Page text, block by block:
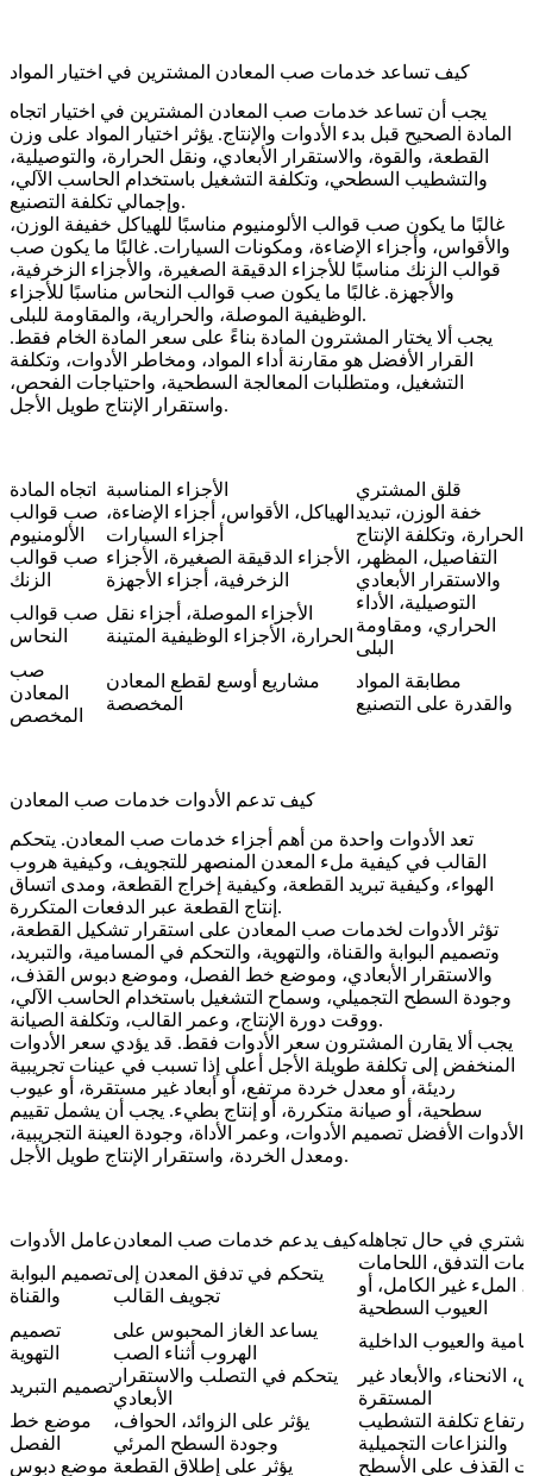
كيف تساعد خدمات صب المعادن المشترين في اختيار المواد
يجب أن تساعد خدمات صب المعادن المشترين في اختيار اتجاه
المادة الصحيح قبل بدء الأدوات والإنتاج. يؤثر اختيار المواد على وزن
القطعة، والقوة، والاستقرار الأبعادي، ونقل الحرارة، والتوصيلية،
والتشطيب السطحي، وتكلفة التشغيل باستخدام الحاسب الآلي،
وإجمالي تكلفة التصنيع.
غالبًا ما يكون صب قوالب الألومنيوم مناسبًا للهياكل خفيفة الوزن،
والأقواس، وأجزاء الإضاءة، ومكونات السيارات. غالبًا ما يكون صب
قوالب الزنك مناسبًا للأجزاء الدقيقة الصغيرة، والأجزاء الزخرفية،
والأجهزة. غالبًا ما يكون صب قوالب النحاس مناسبًا للأجزاء
الوظيفية الموصلة، والحرارية، والمقاومة للبلى.
يجب ألا يختار المشترون المادة بناءً على سعر المادة الخام فقط.
القرار الأفضل هو مقارنة أداء المواد، ومخاطر الأدوات، وتكلفة
التشغيل، ومتطلبات المعالجة السطحية، واحتياجات الفحص،
واستقرار الإنتاج طويل الأجل.
اتجاه المادة الأجزاء المناسبة
قلق المشتري
صب قوالب
الألومنيوم
الهياكل، الأقواس، أجزاء الإضاءة،
أجزاء السيارات
خفة الوزن، تبديد
الحرارة، وتكلفة الإنتاج
صب قوالب
الزنك
الأجزاء الدقيقة الصغيرة، الأجزاء
الزخرفية، أجزاء الأجهزة
التفاصيل، المظهر،
والاستقرار الأبعادي
صب قوالب
النحاس
الأجزاء الموصلة، أجزاء نقل
الحرارة، الأجزاء الوظيفية المتينة
التوصيلية، الأداء
الحراري، ومقاومة
البلى
صب
المعادن
المخصص
مشاريع أوسع لقطع المعادن
المخصصة
مطابقة المواد
والقدرة على التصنيع
كيف تدعم الأدوات خدمات صب المعادن
تعد الأدوات واحدة من أهم أجزاء خدمات صب المعادن. يتحكم
القالب في كيفية ملء المعدن المنصهر للتجويف، وكيفية هروب
الهواء، وكيفية تبريد القطعة، وكيفية إخراج القطعة، ومدى اتساق
إنتاج القطعة عبر الدفعات المتكررة.
تؤثر
الأدوات لخدمات صب المعادن على استقرار تشكيل القطعة،
وتصميم البوابة والقناة، والتهوية، والتحكم في المسامية، والتبريد،
والاستقرار الأبعادي، وموضع خط الفصل، وموضع دبوس القذف،
وجودة السطح التجميلي، وسماح التشغيل باستخدام الحاسب الآلي،
ووقت دورة الإنتاج، وعمر القالب، وتكلفة الصيانة.
يجب ألا يقارن المشترون سعر الأدوات فقط. قد يؤدي سعر الأدوات
المنخفض إلى تكلفة طويلة الأجل أعلى إذا تسبب في عينات تجريبية
رديئة، أو معدل خردة مرتفع، أو أبعاد غير مستقرة، أو عيوب
سطحية، أو صيانة متكررة، أو إنتاج بطيء. يجب أن يشمل تقييم
الأدوات الأفضل تصميم الأدوات، وعمر الأداة، وجودة العينة التجريبية،
ومعدل الخردة، واستقرار الإنتاج طويل الأجل.
عامل الأدواتكيف يدعم خدمات صب المعادنفي حال تجاهله
تصميم البوابة
والقناة
يتحكم في تدفق المعدن إلى
تجويف القالب
التدفق، اللحامات
الملء غير الكامل، أو
العيوب السطحية
تصميم
التهوية
يساعد الغاز المحبوس على
الهروب أثناء الصب
والعيوب الداخلية
تصميم التبريد
يتحكم في التصلب والاستقرار
الأبعادي
الانحناء، والأبعاد غير
المستقرة
موضع خط
الفصل
يؤثر على الزوائد، الحواف،
وجودة السطح المرئي
ارتفاع تكلفة التشطيب
والنزاعات التجميلية
موضع دبوس يؤثر على إطلاق القطعة القذف على الأسطح